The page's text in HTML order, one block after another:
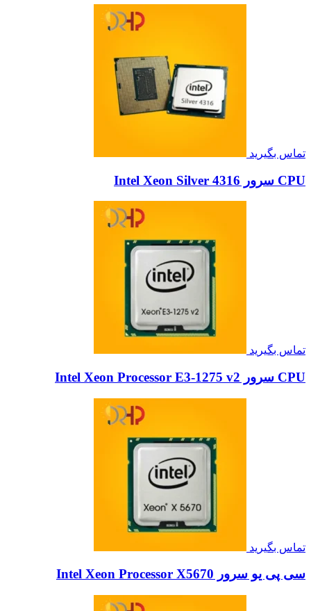
تماس بگیرید
CPU سرور Intel Xeon Silver 4316
تماس بگیرید
CPU سرور Intel Xeon Processor E3-1275 v2
تماس بگیرید
سی پی یو سرور Intel Xeon Processor X5670